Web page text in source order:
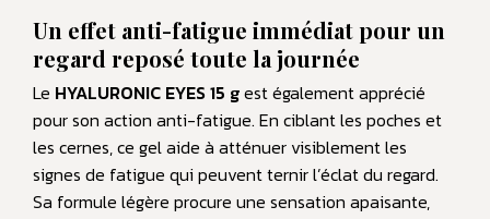
Un effet anti-fatigue immédiat pour un
regard reposé toute la journée
Le HYALURONIC EYES 15 gest également apprécié
pour son action anti-fatigue. En ciblant les poches et
les cernes, ce gel aide à atténuer visiblement les
signes de fatigue qui peuvent ternir l’éclat du regard.
Sa formule légère procure une sensation apaisante,